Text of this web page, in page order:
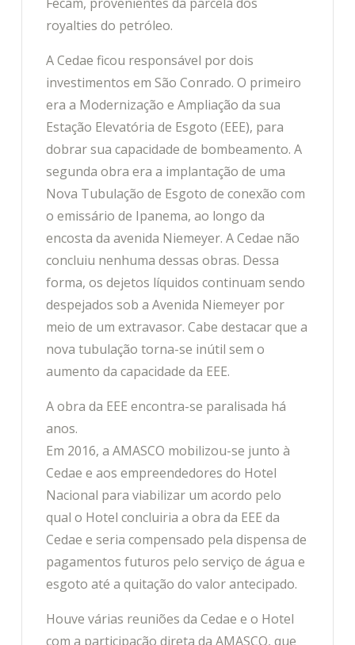
royalties do petróleo.
A Cedae ficou responsável por dois
investimentos em São Conrado. O primeiro
era a Modernização e Ampliação da sua
Estação Elevatória de Esgoto (EEE), para
dobrar sua capacidade de bombeamento. A
segunda obra era a implantação de uma
Nova Tubulação de Esgoto de conexão com
o emissário de Ipanema, ao longo da
encosta da avenida Niemeyer. A Cedae não
concluiu nenhuma dessas obras. Dessa
forma, os dejetos líquidos continuam sendo
despejados sob a Avenida Niemeyer por
meio de um extravasor. Cabe destacar que a
nova tubulação torna-se inútil sem o
aumento da capacidade da EEE.
A obra da EEE encontra-se paralisada há
anos.
Em 2016, a AMASCO mobilizou-se junto à
Cedae e aos empreendedores do Hotel
Nacional para viabilizar um acordo pelo
qual o Hotel concluiria a obra da EEE da
Cedae e seria compensado pela dispensa de
pagamentos futuros pelo serviço de água e
esgoto até a quitação do valor antecipado.
Houve várias reuniões da Cedae e o Hotel
com a participação direta da AMASCO, que